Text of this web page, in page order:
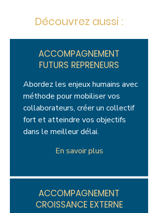
Découvrez aussi :
ACCOMPAGNEMENT
FUTURS REPRENEURS
Abordez les enjeux humains avec
méthode pour mobiliser vos
collaborateurs, créer un collectif
fort et atteindre vos objectifs
dans le meilleur délai.
En savoir plus
ACCOMPAGNEMENT
CROISSANCE EXTERNE